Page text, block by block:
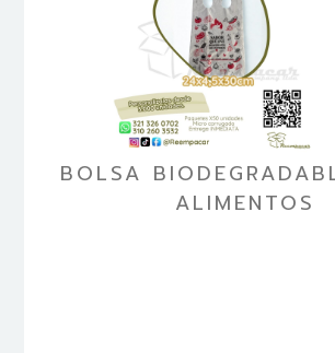
BOLSA
ALIMENTOS